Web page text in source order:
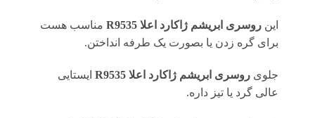
این روسری ابریشم ژاکارد اعلا R9535
مناسب هست
برای گره زدن یا بصورت یک طرفه انداختن.
جلوی روسری ابریشم ژاکارد اعلا R9535
ایستایی
عالی گرد یا تیز داره.